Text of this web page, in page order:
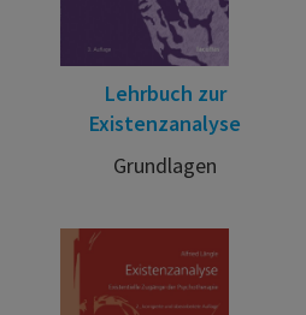
Lehrbuch zur
Existenzanalyse
Grundlagen